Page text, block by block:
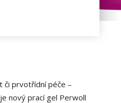
či prvotřídní péče –
nový prací gel Perwoll